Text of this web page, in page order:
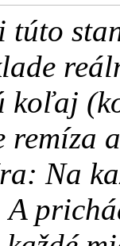
koľaj
remíza
Na
A